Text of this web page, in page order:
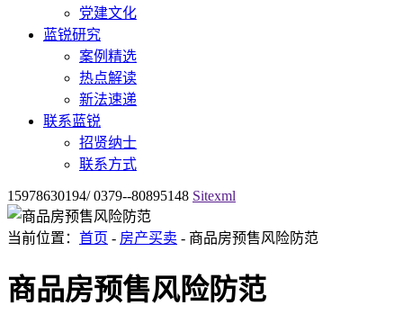
党建文化
蓝锐研究
案例精选
热点解读
新法速递
联系蓝锐
招贤纳士
联系方式
15978630194/ 0379--80895148 Sitexml
当前位置： 首页 - 房产买卖 - 商品房预售风险防范
商品房预售风险防范